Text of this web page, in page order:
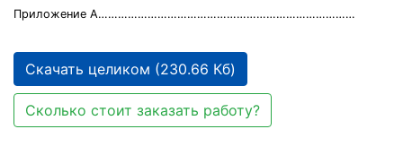
Приложение А……………………………………………………………………
Скачать целиком (230.66 Кб)
Сколько стоит заказать работу?